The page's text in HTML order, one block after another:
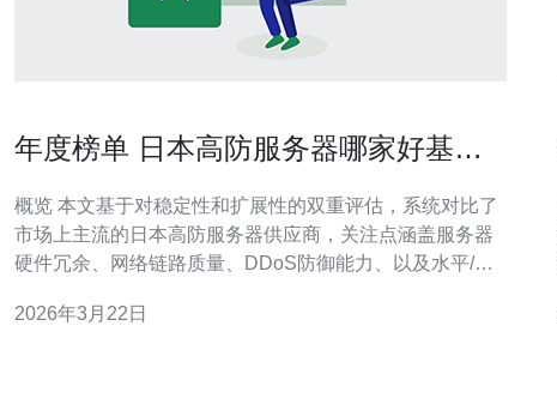
年度榜单 日本高防服务器哪家好基于
概览 本文基于对稳定性和扩展性的双重评估，系统对比了
市场上主流的日本高防服务器供应商，关注点涵盖服务器
硬件冗余、网络链路质量、DDoS防御能力、以及水平/垂
原因在于其在可靠性（SLA与多点冗余）、实战级DDoS防
2026年3月22日